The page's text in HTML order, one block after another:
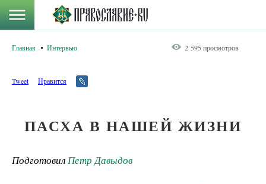
Главная Интервью 2 595 просмотров
Tweet Нравится
ПАСХА В НАШЕЙ ЖИЗНИ
ПодготовилПетр Давыдов